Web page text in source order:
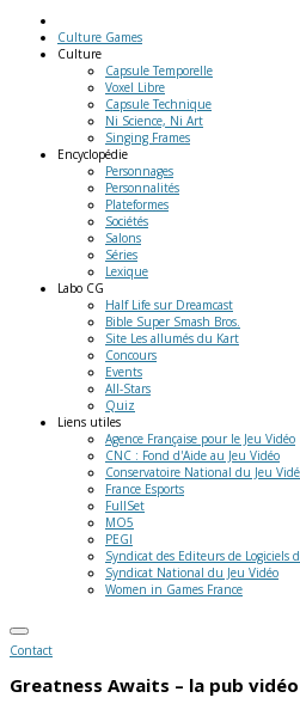
Culture Games
Culture
Capsule Temporelle
Voxel Libre
Capsule Technique
Ni Science, Ni Art
Singing Frames
Encyclopédie
Personnages
Personnalités
Plateformes
Sociétés
Salons
Séries
Lexique
Labo CG
Half Life sur Dreamcast
Bible Super Smash Bros.
Site Les allumés du Kart
Concours
Events
All-Stars
Quiz
Liens utiles
Agence Française pour le Jeu Vidéo
CNC : Fond d'Aide au Jeu Vidéo
Conservatoire National du Jeu
France Esports
FullSet
MO5
PEGI
Syndicat des Editeurs de Logiciels
Syndicat National du Jeu Vidéo
Women in Games France
Contact
Greatness Awaits – la pub vidéo